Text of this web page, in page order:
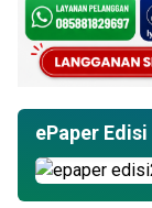
ePaper